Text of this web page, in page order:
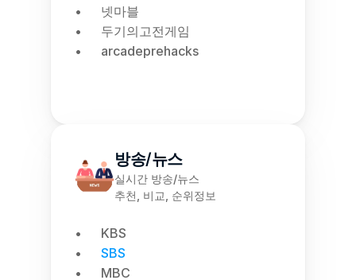
넷마블
두기의고전게임
arcadeprehacks
방송/뉴스
실시간 방송/뉴스
추천, 비교, 순위정보
KBS
SBS
MBC